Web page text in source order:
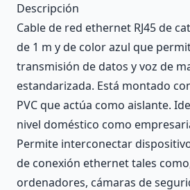
Descripción
Cable de red ethernet RJ45 de
de 1 m y de color azul que
transmisión de datos y voz de
estandarizada. Está montado
PVC que actúa como aislante.
nivel doméstico como
Permite interconectar
de conexión ethernet tales
ordenadores, cámaras de